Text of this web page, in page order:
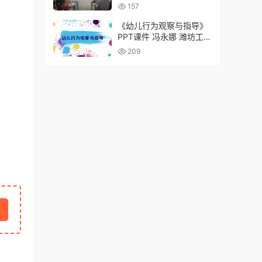
157
《幼儿行为观察与指导》
PPT课件 冯永娜 潍坊工
程职业学院
209